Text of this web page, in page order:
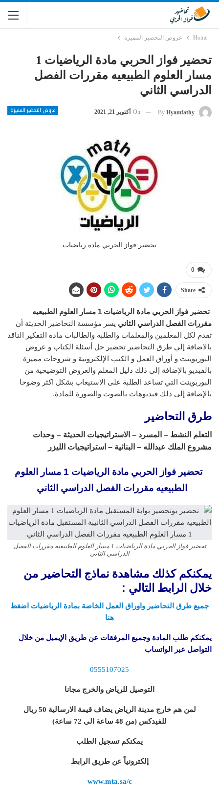
Home عروض التحضير المميزة
تحضير فواز الحربي مادة الرياضيات 1
مسار العلوم الطبيعيه مقررات الفصل
الدراسي الثاني
عروض التحضير المميزة By Hyamfathy
On أكتوبر 21, 2021
تحضير فواز الحربي مادة رياضيات
0
Share
تحضير فواز الحربي مادة الرياضيات 1 مسار العلوم الطبيعيه
مقررات الفصل الدراسي الثاني يسر مؤسسة التحاضير الحديثة أن
تقدم لكل المعلمين والمعلمات والطلبة والطالبات مادة التفكير الناقد
بالاضافة إلي طرق التحاضير تحضير حل أسئلة الكتاب و عروض
البوربوينت و أوراق العمل و الكتب الإلكترونية و شروحات مميزة
بالفيديو بالإضافة إلى ذلك دليل المعلم والعروض التوضيحية من
البوربوينت التي تساعد الطلبة على الاستيعاب بشكل اكثر وضوحا
بالإضافة إلى ذلك فيديوهات بالصوت والصورة للمادة.
طرق التحاضير
التعلم النشط – المسرد – الاستراتيجيات الحديثة – وحدات
مشروع الملك عبدالله – البنائية – استراتيجيات الليزر
تحضير فواز الحربي مادة الرياضيات 1 مسار العلوم
الطبيعيه مقررات الفصل الدراسي الثاني
تحضير فواز الحربي مادة الرياضيات 1 مسار العلوم الطبيعيه مقررات الفصل
الدراسي الثاني
يمكنكم كذلك مشاهدة نماذج التحاضير من
خلال الرابط التالي :
جميع طرق التحاضير واوراق العمل الخاصة بمادة الرياضيات اضغط
هنا
يمكنكم طلب المادة وجميع المرفقات عن طريق الإيميل من خلال
التواصل عبر الواتساب
0555107025
التوصيل للرياض والخرج مجانا
لمن هم خارج مدينة الرياض يضاف قيمة الارسالية 50 ريال
للفيدكس (من 48 ساعة الى 72 ساعة)
يمكنكم تسجيل الطلب
إلكترونياً عن طريق الرابط
www.mta.sa/c